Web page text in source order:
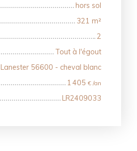
hors sol
321 m²
2
Tout à l'égout
Lanester 56600 - cheval blanc
1 405 € /an
LR2409033